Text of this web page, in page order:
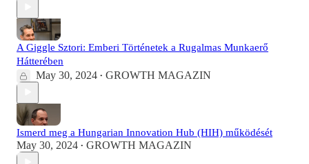
A Giggle Sztori: Emberi Történetek a Rugalmas Munkaerő
Hátterében
May 30, 2024 • GROWTH MAGAZIN
Ismerd meg a Hungarian Innovation Hub (HIH) működését
May 30, 2024 • GROWTH MAGAZIN